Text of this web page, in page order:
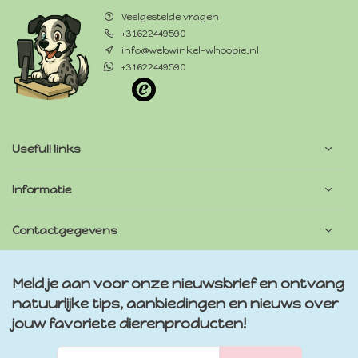
Veelgestelde vragen
+31622449590
info@webwinkel-whoopie.nl
+31622449590
Usefull links
Informatie
Contactgegevens
Meld je aan voor onze nieuwsbrief en ontvang
natuurlijke tips, aanbiedingen en nieuws over
jouw favoriete dierenproducten!